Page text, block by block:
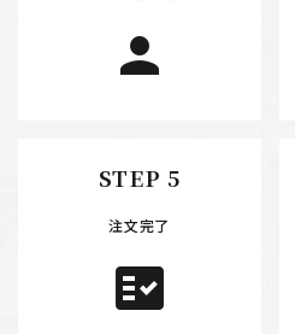
person
STEP 5
注文完了
fact_check